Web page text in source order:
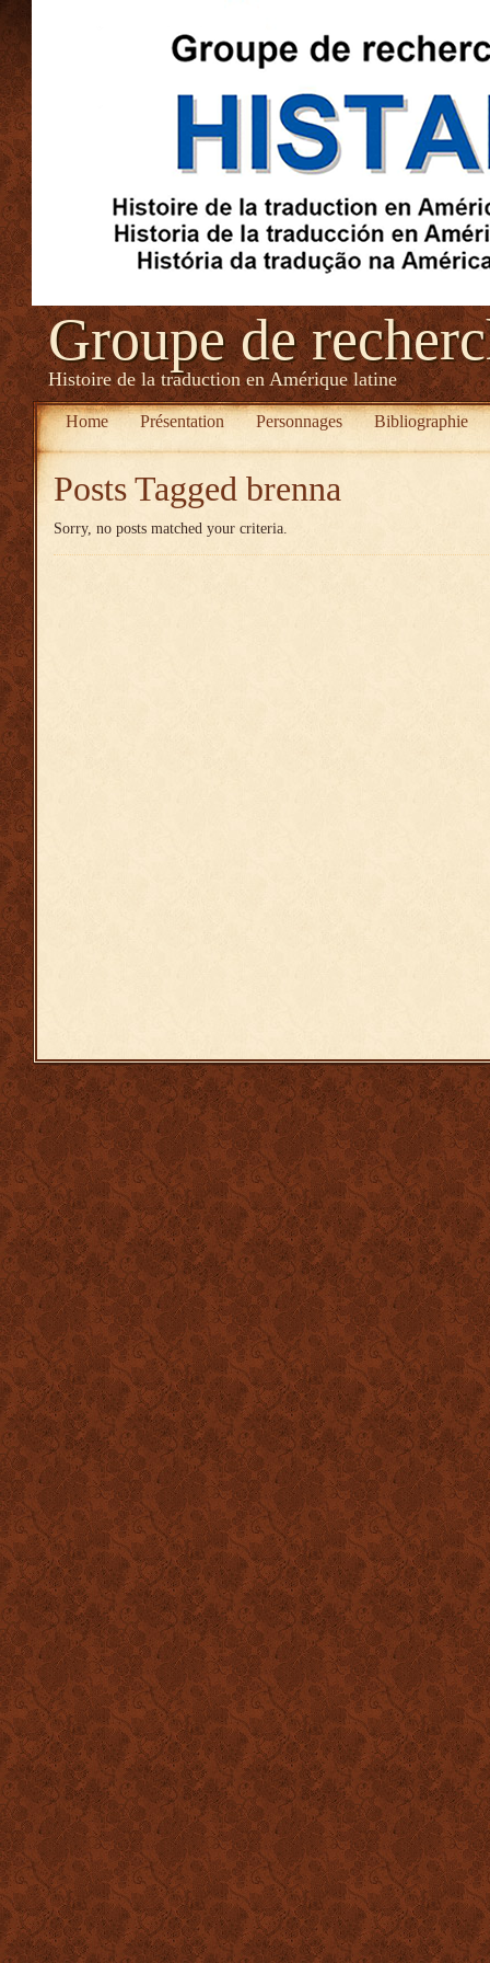
Groupe de
Histoire de la traduction en Amérique latine
Home Présentation Personnages Bibliographie
Posts Tagged brenna
Sorry, no posts matched your criteria.